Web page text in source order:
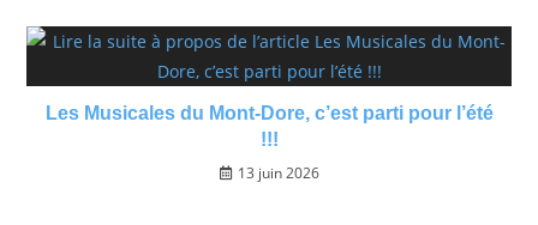
Les Musicales du Mont-Dore, c’est parti pour l’été
!!!
13 juin 2026